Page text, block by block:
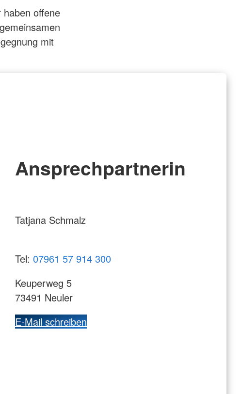
offene
mit
Ansprechpartnerin
Tatjana Schmalz
Tel: 07961 57 914 300
Keuperweg 5
73491 Neuler
E-Mail schreiben